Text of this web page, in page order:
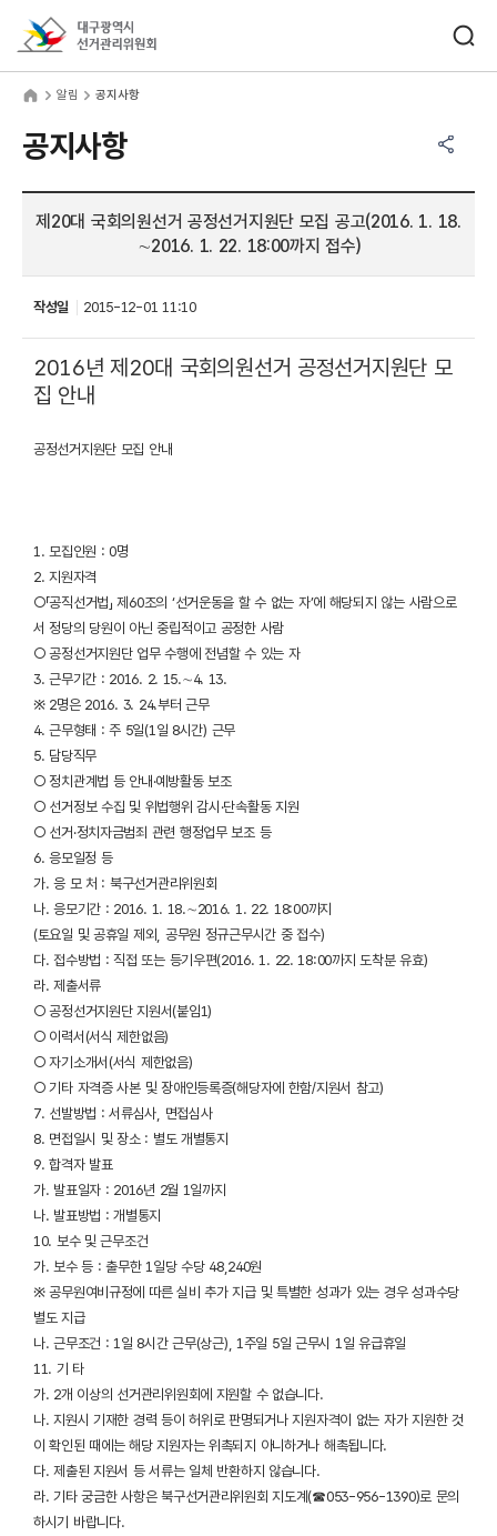
알림 공지사항
공지사항
제20대 국회의원선거 공정선거지원단 모집 공고(2016. 1. 18.
∼2016. 1. 22. 18:00까지 접수)
작성일 2015-12-01 11:10
2016년 제20대 국회의원선거 공정선거지원단 모
집 안내
공정선거지원단 모집 안내
1. 모집인원 : 0명
2. 지원자격
○「공직선거법」 제60조의 ‘선거운동을 할 수 없는 자’에 해당되지 않는 사람으로
서 정당의 당원이 아닌 중립적이고 공정한 사람
○ 공정선거지원단 업무 수행에 전념할 수 있는 자
3. 근무기간 : 2016. 2. 15.∼4. 13.
※ 2명은 2016. 3. 24.부터 근무
4. 근무형태 : 주 5일(1일 8시간) 근무
5. 담당직무
○ 정치관계법 등 안내·예방활동 보조
○ 선거정보 수집 및 위법행위 감시·단속활동 지원
○ 선거·정치자금범죄 관련 행정업무 보조 등
6. 응모일정 등
가. 응 모 처 : 북구선거관리위원회
나. 응모기간 : 2016. 1. 18.∼2016. 1. 22. 18:00까지
(토요일 및 공휴일 제외, 공무원 정규근무시간 중 접수)
다. 접수방법 : 직접 또는 등기우편(2016. 1. 22. 18:00까지 도착분 유효)
라. 제출서류
○ 공정선거지원단 지원서(붙임1)
○ 이력서(서식 제한없음)
○ 자기소개서(서식 제한없음)
○ 기타 자격증 사본 및 장애인등록증(해당자에 한함/지원서 참고)
7. 선발방법 : 서류심사, 면접심사
8. 면접일시 및 장소 : 별도 개별통지
9. 합격자 발표
가. 발표일자 : 2016년 2월 1일까지
나. 발표방법 : 개별통지
10. 보수 및 근무조건
가. 보수 등 : 출무한 1일당 수당 48,240원
※ 공무원여비규정에 따른 실비 추가 지급 및 특별한 성과가 있는 경우 성과수당
별도 지급
나. 근무조건 : 1일 8시간 근무(상근), 1주일 5일 근무시 1일 유급휴일
11. 기 타
가. 2개 이상의 선거관리위원회에 지원할 수 없습니다.
나. 지원시 기재한 경력 등이 허위로 판명되거나 지원자격이 없는 자가 지원한 것
이 확인된 때에는 해당 지원자는 위촉되지 아니하거나 해촉됩니다.
다. 제출된 지원서 등 서류는 일체 반환하지 않습니다.
라. 기타 궁금한 사항은 북구선거관리위원회 지도계(☎053-956-1390)로 문의
하시기 바랍니다.